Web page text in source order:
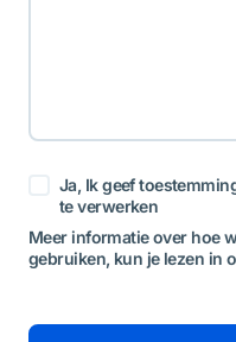
s
t
e
n
Ja, Ik geef
te verwerken
Meer informatie over hoe
gebruiken, kun je lezen in